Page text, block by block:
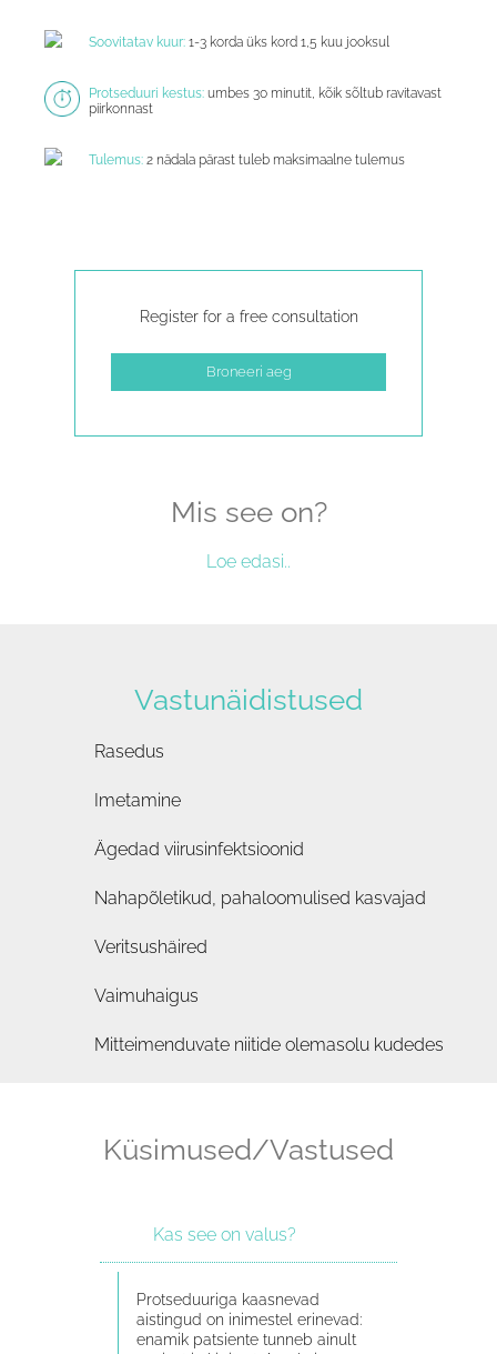
Soovitatav kuur: 1-3 korda üks kord 1,5 kuu jooksul
Protseduuri kestus: umbes 30 minutit, kõik sõltub ravitavast
piirkonnast
Tulemus: 2 nädala pärast tuleb maksimaalne tulemus
Register for a free consultation
Broneeri aeg
Mis see on?
Loe edasi..
Vastunäidistused
Rasedus
Imetamine
Ägedad viirusinfektsioonid
Nahapõletikud, pahaloomulised kasvajad
Veritsushäired
Vaimuhaigus
Mitteimenduvate niitide olemasolu kudedes
Küsimused/Vastused
Kas see on valus?
Protseduuriga kaasnevad
aistingud on inimestel erinevad:
enamik patsiente tunneb ainult